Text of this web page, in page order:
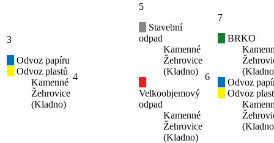
3
Odvoz papíru
Odvoz plastů
Kamenné
Žehrovice
(Kladno)
4
5
Stavební
odpad
Kamenné
Žehrovice
(Kladno)
Velkoobjemový
odpad
Kamenné
Žehrovice
(Kladno)
6
7
BRKO
Odvoz
Odvoz